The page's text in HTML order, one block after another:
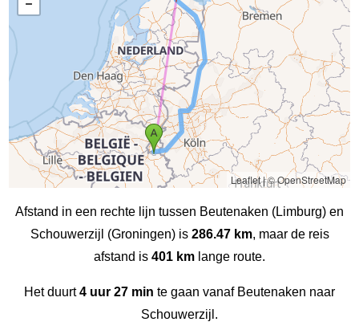
Leaflet|© OpenStreetMap
Afstand in een rechte lijn tussen Beutenaken (Limburg) en
Schouwerzijl (Groningen) is 286.47 km, maar de reis
afstand is 401 km lange route.
Het duurt4 uur 27 min te gaan vanaf Beutenaken naar
Schouwerzijl.